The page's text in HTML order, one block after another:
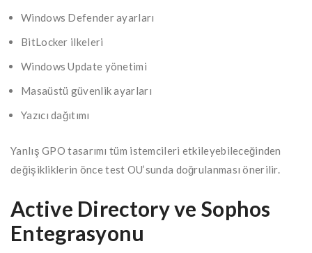
Windows Defender ayarları
BitLocker ilkeleri
Windows Update yönetimi
Masaüstü güvenlik ayarları
Yazıcı dağıtımı
Yanlış GPO tasarımı tüm istemcileri etkileyebileceğinden
değişikliklerin önce test OU’sunda doğrulanması önerilir.
Active Directory ve Sophos
Entegrasyonu